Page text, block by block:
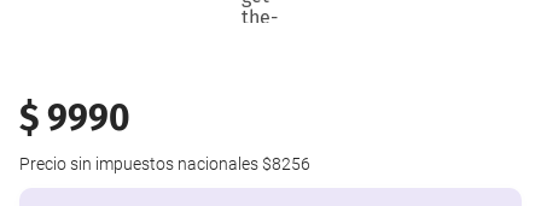
$9990
Precio sin impuestos nacionales $8256